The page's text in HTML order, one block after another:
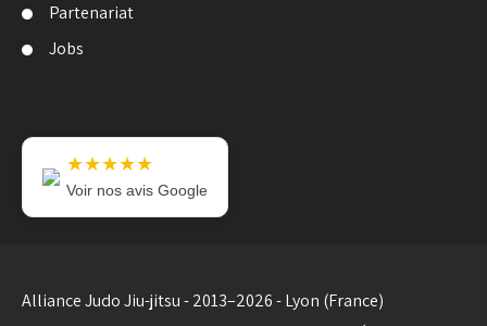
Partenariat
Jobs
★★★★★
Voir nos avis Google
Alliance Judo Jiu-jitsu - 2013–2026 - Lyon (France)